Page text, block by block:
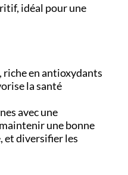
idéal pour une
riche en antioxydants
la santé
avec une
une bonne
et diversifier les